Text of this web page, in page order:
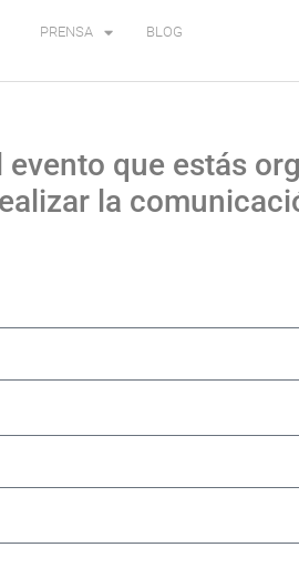
PRENSA BLOG
que estás
la